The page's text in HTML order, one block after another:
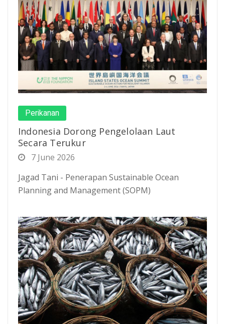
Perikanan
Indonesia Dorong Pengelolaan Laut
Secara Terukur
7 June 2026
Jagad Tani - Penerapan Sustainable Ocean
Planning and Management (SOPM)